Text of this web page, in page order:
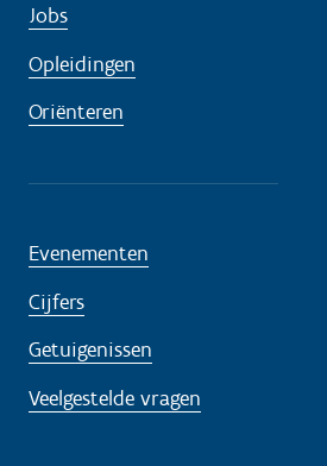
Jobs
Opleidingen
Oriënteren
Evenementen
Cijfers
Getuigenissen
Veelgestelde vragen